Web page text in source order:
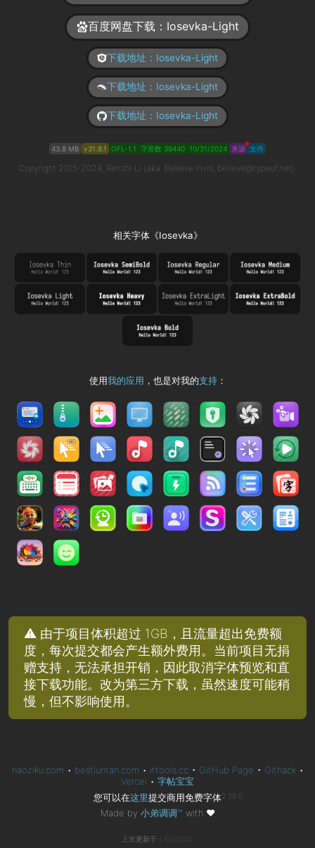
百度网盘下载：Iosevka-Light
下载地址：Iosevka-Light
下载地址：Iosevka-Light
下载地址：Iosevka-Light
43.8 MB v31.9.1 OFL-1.1 字形数 39440 10/31/2024 来源 文件
Copyright 2015-2024, Renzhi Li (aka. Belleve Invis, belleve@typeof.net).
相关字体《Iosevka》
使用我的应用 ，也是对我的支持：
⚠️ 由于项目体积超过 1GB，且流量超出免费额
度，每次提交都会产生额外费用。当前项目无捐
赠支持，无法承担开销，因此取消字体预览和直
接下载功能。改为第三方下载，虽然速度可能稍
慢，但不影响使用。
haoziku.com • bestluntan.com • ittools.cc• GitHub Page • Githack•
Vercel • 字帖宝宝
您可以在这里提交商用免费字体2.29.0
Made by 小弟调调™ with❤
上次更新于：8/4/2026